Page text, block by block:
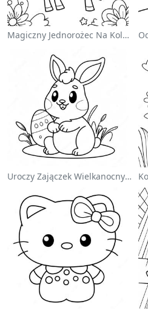
Magiczny Jednorożec Na Kolorowance Z Tęczą
Uroczy Zajączek Wielkanocny Na Kolorowance